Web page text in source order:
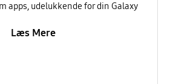
apps, udelukkende for din Galaxy
Læs Mere